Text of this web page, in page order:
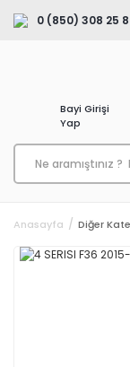
0 (850) 308 25
Bayi Girişi
Yap
Anasayfa Diğer